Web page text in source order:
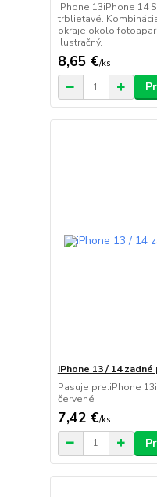
iPhone 13iPhone 14
trblietavé.
okraje okolo
ilustračný.
8,65 €/ks
iPhone 13 / 14
Pasuje pre:iPhone
červené
7,42 €/ks